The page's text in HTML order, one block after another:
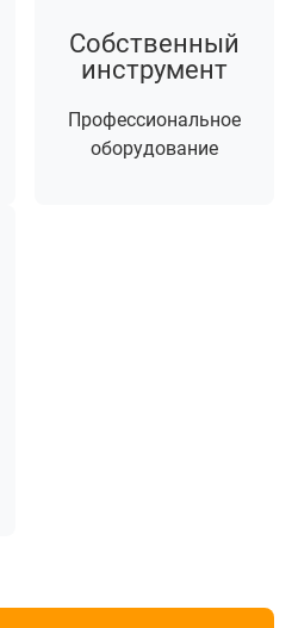
Собственный
инструмент
Профессиональное
оборудование